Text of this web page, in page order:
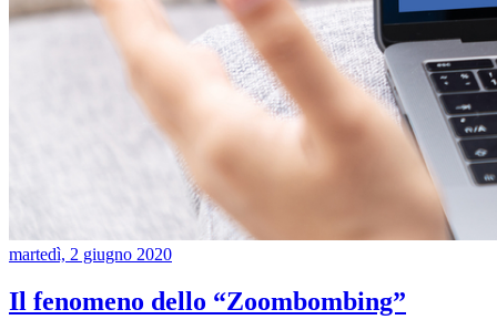
martedì, 2 giugno 2020
Il fenomeno dello “Zoombombing”